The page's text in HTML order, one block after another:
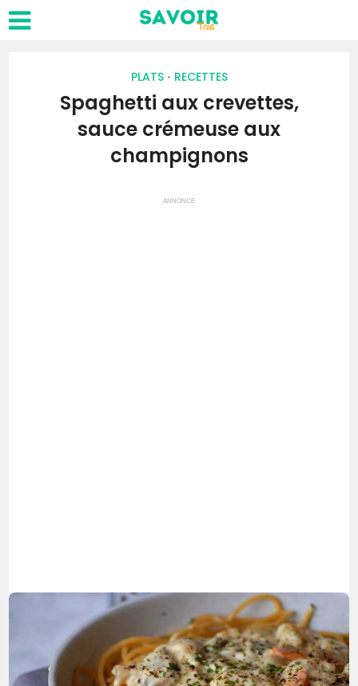
PLATS • RECETTES
Spaghetti aux crevettes,
sauce crémeuse aux
champignons
ANNONCE